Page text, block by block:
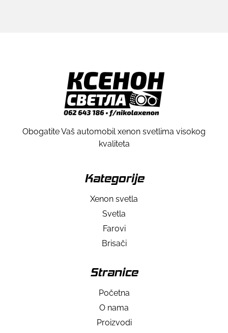
Obogatite Vaš automobil xenon svetlima visokog
kvaliteta
Kategorije
Xenon svetla
Svetla
Farovi
Brisači
Stranice
Početna
O nama
Proizvodi